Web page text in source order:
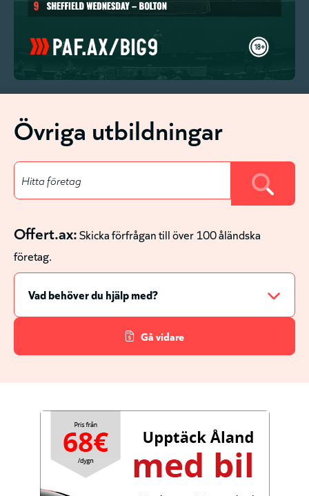
Övriga utbildningar
Offert.ax:Skicka förfrågan till över 100 åländska
företag.
Gå vidare